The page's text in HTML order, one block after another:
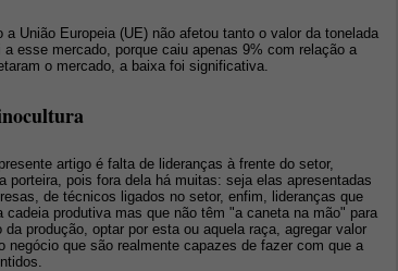
União Europeia (UE) não afetou tanto o valor da tonelada
esse mercado, porque caiu apenas 9% com relação a
o mercado, a baixa foi significativa.
artigo é falta de lideranças à frente do setor,
porteira, pois fora dela há muitas: seja elas apresentadas
de técnicos ligados no setor, enfim, lideranças que
produtiva mas que não têm "a caneta na mão" para
produção, optar por esta ou aquela raça, agregar valor
negócio que são realmente capazes de fazer com que a